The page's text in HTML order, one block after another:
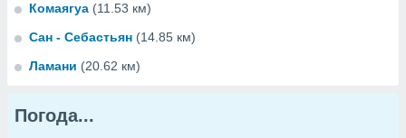
Комаягуа (11.53 км)
Сан - Себастьян (14.85 км)
Ламани (20.62 км)
Погода...